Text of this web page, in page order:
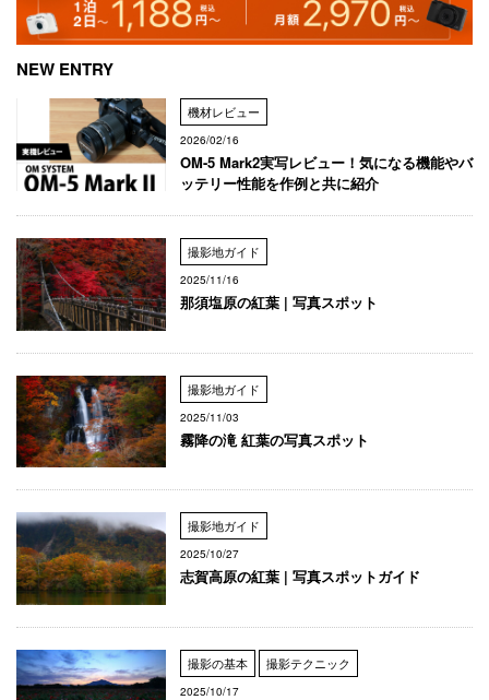
NEW ENTRY
機材レビュー
2026/02/16
OM-5 Mark2実写レビュー！気になる機能やバ
ッテリー性能を作例と共に紹介
撮影地ガイド
2025/11/16
那須塩原の紅葉 | 写真スポット
撮影地ガイド
2025/11/03
霧降の滝 紅葉の写真スポット
撮影地ガイド
2025/10/27
志賀高原の紅葉 | 写真スポットガイド
撮影の基本 撮影テクニック
2025/10/17